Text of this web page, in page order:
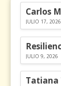
JULIO 17, 2026
JULIO 9, 2026